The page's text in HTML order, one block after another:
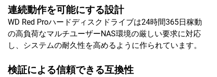
連続動作を可能にする設計
WD Red Proハードディスクドライブは24時間365日稼動
の高負荷なマルチユーザーNAS環境の厳しい要求に対応
し、システムの耐久性を高めるように作られています。
検証による信頼できる互換性